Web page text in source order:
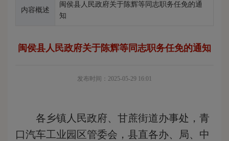
内容概述
闽侯县人民政府关于陈辉等同志职务任免的通
知
闽侯县人民政府关于陈辉等同志职务任免的通知
发布时间：2025-05-29 16:01
各乡镇人民政府、甘蔗街道办事处，青
口汽车工业园区管委会，县直各办、局、中